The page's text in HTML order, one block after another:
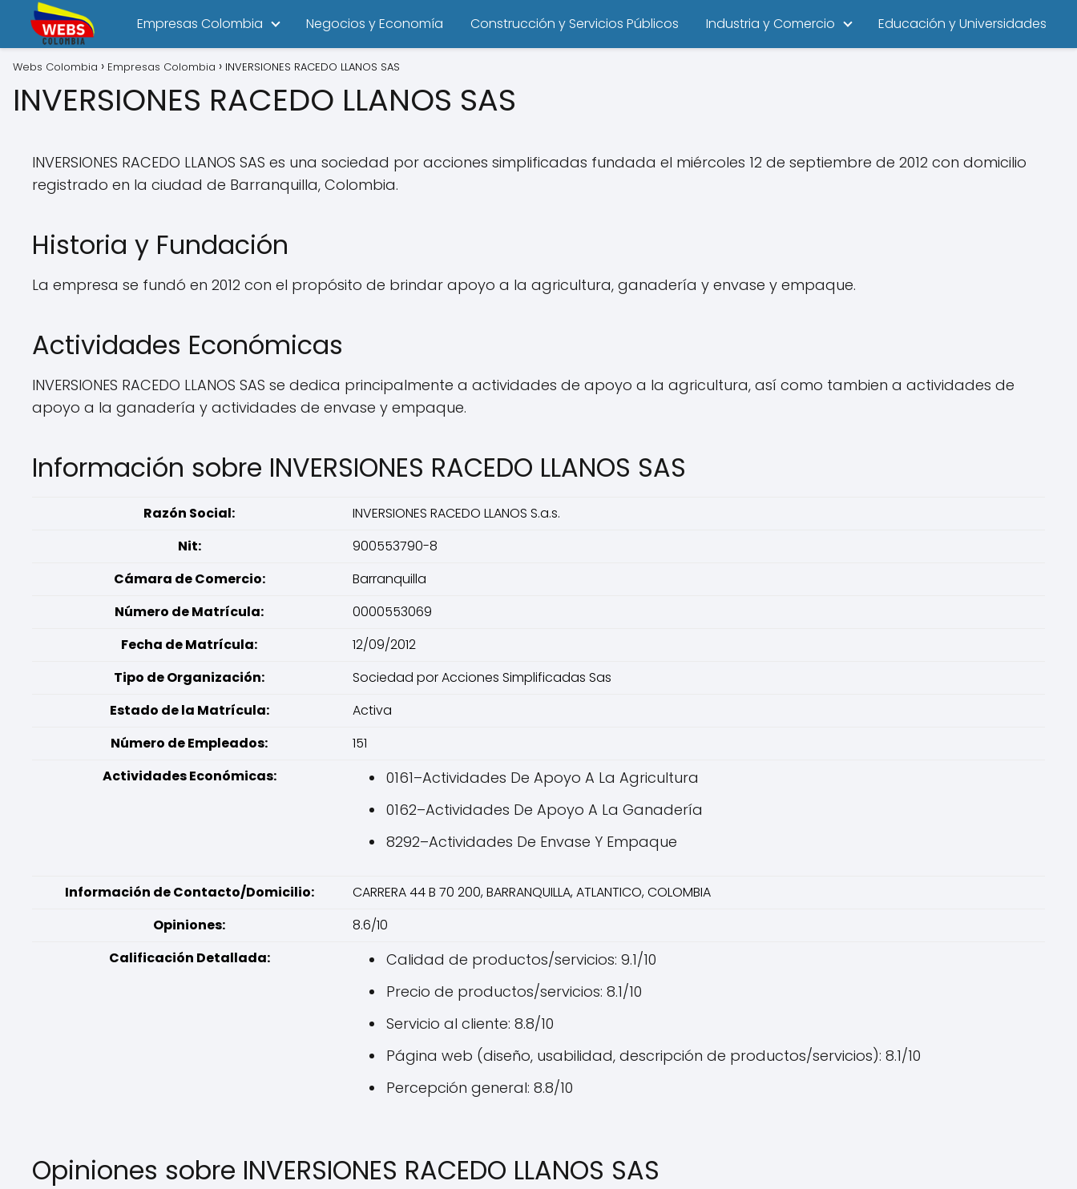
Empresas Colombia Negocios y Economía Construcción y Servicios Públicos Industria y Comercio Educación y Universidades
Webs Colombia Empresas Colombia INVERSIONES RACEDO LLANOS SAS
INVERSIONES RACEDO LLANOS SAS
INVERSIONES RACEDO LLANOS SAS es una sociedad por acciones simplificadas fundada el miércoles 12 de septiembre de 2012 con domicilio
registrado en la ciudad de Barranquilla, Colombia.
Historia y Fundación
La empresa se fundó en 2012 con el propósito de brindar apoyo a la agricultura, ganadería y envase y empaque.
Actividades Económicas
INVERSIONES RACEDO LLANOS SAS se dedica principalmente a actividades de apoyo a la agricultura, así como tambien a actividades de
apoyo a la ganadería y actividades de envase y empaque.
Información sobre INVERSIONES RACEDO LLANOS SAS
Razón Social:
INVERSIONES RACEDO LLANOS S.a.s.
Nit:
900553790-8
Cámara de Comercio:
Barranquilla
Número de Matrícula:
0000553069
Fecha de Matrícula:
12/09/2012
Tipo de Organización:
Sociedad por Acciones Simplificadas Sas
Estado de la Matrícula:
Activa
Número de Empleados:
151
Actividades Económicas:
0161–Actividades De Apoyo A La Agricultura
0162–Actividades De Apoyo A La Ganadería
8292–Actividades De Envase Y Empaque
Información de Contacto/Domicilio:
CARRERA 44 B 70 200, BARRANQUILLA, ATLANTICO, COLOMBIA
Opiniones:
8.6/10
Calificación Detallada:
Calidad de productos/servicios: 9.1/10
Precio de productos/servicios: 8.1/10
Servicio al cliente: 8.8/10
Página web (diseño, usabilidad, descripción de productos/servicios): 8.1/10
Percepción general: 8.8/10
Opiniones sobre INVERSIONES RACEDO LLANOS SAS